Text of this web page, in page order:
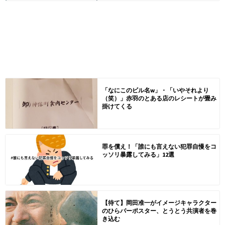
「なにこのビル名w」・「いやそれより
（笑）」赤羽のとある店のレシートが畳み
掛けてくる
罪を償え！「誰にも言えない犯罪自慢をコ
ッソリ暴露してみる」12選
【待て】岡田准一がイメージキャラクター
のひらパーポスター、とうとう共演者を巻
き込む